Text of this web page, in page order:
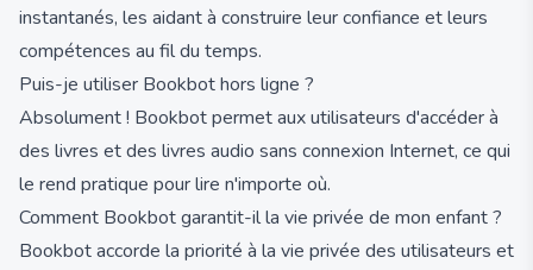
instantanés, les aidant à construire leur confiance et leurs
compétences au fil du temps.
Puis-je utiliser Bookbot hors ligne ?
Absolument ! Bookbot permet aux utilisateurs d'accéder à
des livres et des livres audio sans connexion Internet, ce qui
le rend pratique pour lire n'importe où.
Comment Bookbot garantit-il la vie privée de mon enfant ?
Bookbot accorde la priorité à la vie privée des utilisateurs et